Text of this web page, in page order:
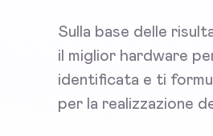
Sulla base delle
il miglior hardware
identificata e ti
per la realizzazione